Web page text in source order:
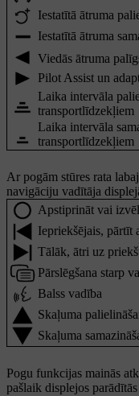
Iestatītā ātruma
Iestatītā ātruma
Viedās ātruma
Pilot Assist un
Laika intervāla
transportlīdzekļiem
Laika intervāla
transportlīdzekļiem
Ar pogām stūres rata
navigāciju vadītāja
Apstiprināt vai
Iepriekšējais, pārtīt
Tālāk, ātri uz
Pārslēgšana starp
Balss vadība
Skaļuma
Skaļuma
Pogu funkcijas mainās
pašlaik displejos